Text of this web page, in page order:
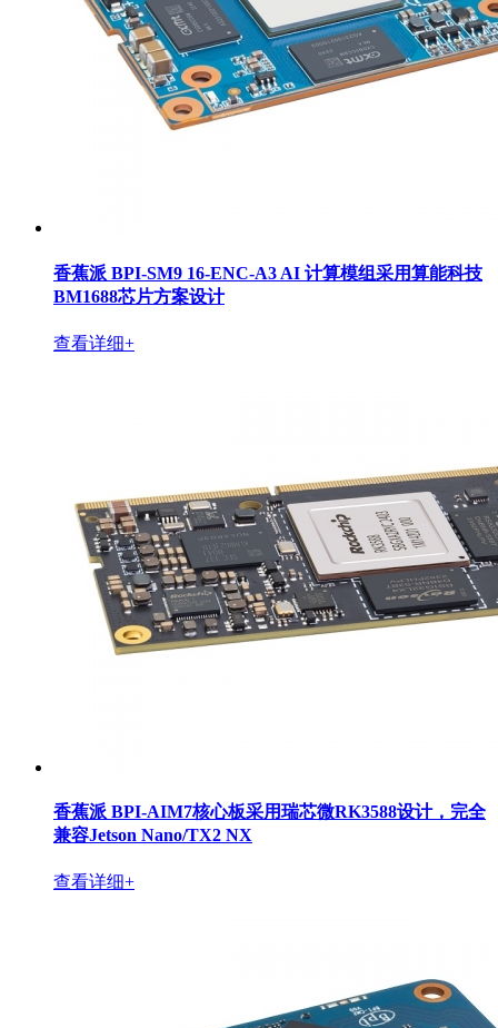
香蕉派 BPI-SM9 16-ENC-A3 AI 计算模组采用算能科技
BM1688芯片方案设计
查看详细+
香蕉派 BPI-AIM7核心板采用瑞芯微RK3588设计，完全
兼容Jetson Nano/TX2 NX
查看详细+